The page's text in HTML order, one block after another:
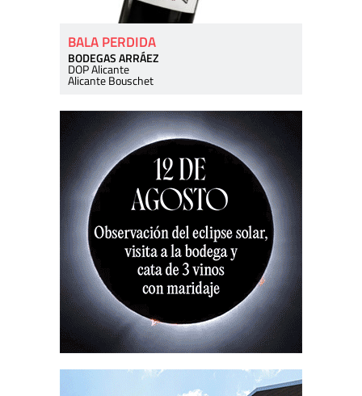
BALA PERDIDA
BODEGAS ARRÁEZ
DOP Alicante
Alicante Bouschet